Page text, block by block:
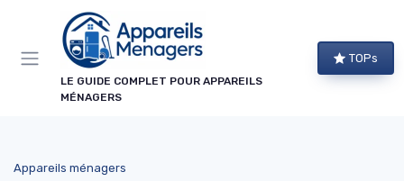
LE GUIDE COMPLET POUR APPAREILS
MÉNAGERS
TOPs
Appareils ménagers
Panneau de gestion des cookies